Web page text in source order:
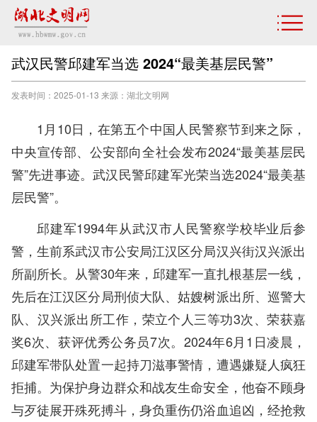
武汉民警邱建军当选 2024“最美基层民警”
发表时间：2025-01-13 来源：湖北文明网
1月10日，在第五个中国人民警察节到来之际，
中央宣传部、公安部向全社会发布2024“最美基层民
警”先进事迹。武汉民警邱建军光荣当选2024“最美基
层民警”。
邱建军1994年从武汉市人民警察学校毕业后参
警，生前系武汉市公安局江汉区分局汉兴街汉兴派出
所副所长。从警30年来，邱建军一直扎根基层一线，
先后在江汉区分局刑侦大队、姑嫂树派出所、巡警大
队、汉兴派出所工作，荣立个人三等功3次、荣获嘉
奖6次、获评优秀公务员7次。2024年6月1日凌晨，
邱建军带队处置一起持刀滋事警情，遭遇嫌疑人疯狂
拒捕。为保护身边群众和战友生命安全，他奋不顾身
与歹徒展开殊死搏斗，身负重伤仍浴血追凶，经抢救